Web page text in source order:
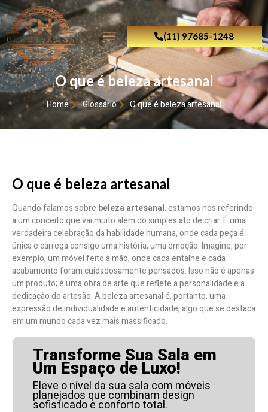
(11) 97685-1248
O que é beleza artesanal
Home Glossário O que é beleza artesanal
O que é beleza artesanal
Quando falamos sobre beleza artesanal, estamos nos referindo
a um conceito que vai muito além do simples ato de criar. É uma
verdadeira celebração da habilidade humana, onde cada peça é
única e carrega consigo uma história, uma emoção. Imagine, por
exemplo, um móvel feito à mão, onde cada entalhe e cada
acabamento foram cuidadosamente pensados. Isso não é apenas
um produto; é uma obra de arte que reflete a personalidade e a
dedicação do artesão. A beleza artesanal é, portanto, uma
expressão de individualidade e autenticidade, algo que se destaca
em um mundo cada vez mais massificado.
Transforme Sua Sala em
Um Espaço de Luxo!
Eleve o nível da sua sala com móveis
planejados que combinam design
sofisticado e conforto total.